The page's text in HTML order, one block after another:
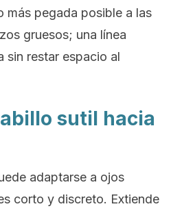
más pegada posible a las
gruesos; una línea
sin restar espacio al
sutil hacia
adaptarse a ojos
corto y discreto. Extiende